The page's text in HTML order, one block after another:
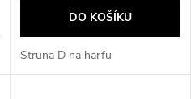
DO KOŠÍKU
Struna D na harfu